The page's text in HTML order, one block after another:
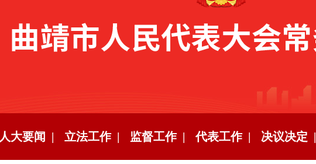
人大要闻 | 立法工作 | 监督工作 | 代表工作 | 决议决定 |